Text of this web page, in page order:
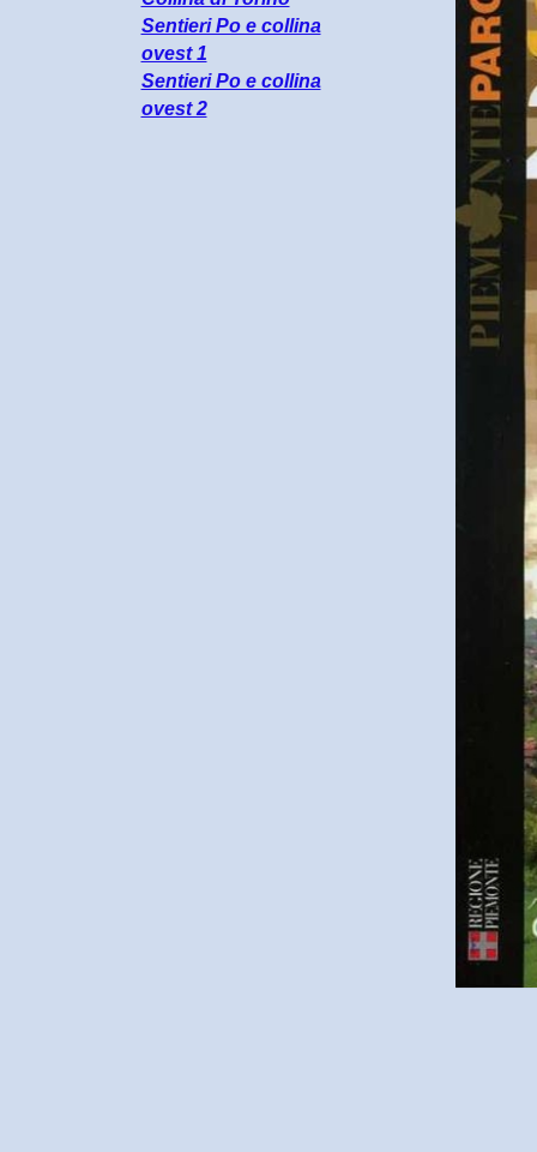
Sentieri Po e collina
ovest 1
Sentieri Po e collina
ovest 2